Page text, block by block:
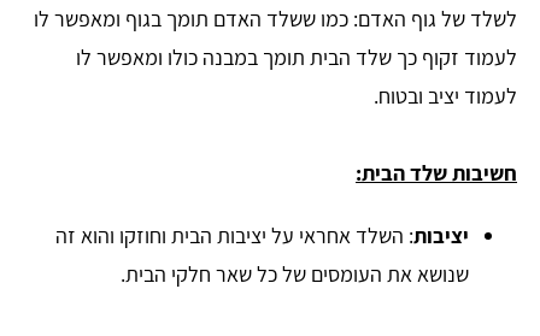
לשלד של גוף האדם: כמו ששלד האדם תומך בגוף ומאפשר לו
לעמוד זקוף כך שלד הבית תומך במבנה כולו ומאפשר לו
לעמוד יציב ובטוח.
חשיבות שלד הבית:
יציבות: השלד אחראי על יציבות הבית וחוזקו והוא זה
שנושא את העומסים של כל שאר חלקי הבית.